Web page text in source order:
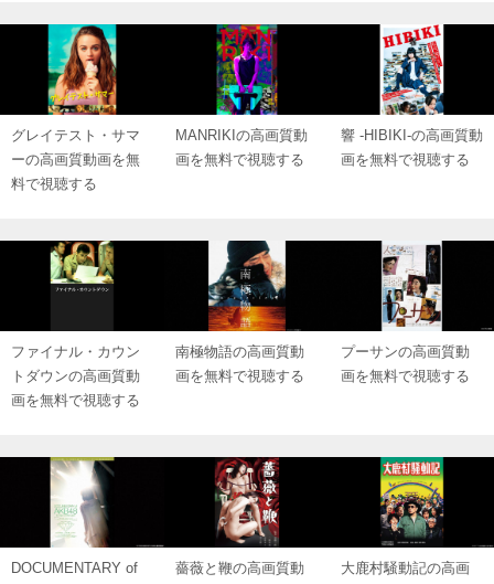
グレイテスト・サマ
ーの高画質動画を無
料で視聴する
MANRIKIの高画質動
画を無料で視聴する
響 -HIBIKI-の高画質動
画を無料で視聴する
ファイナル・カウン
トダウンの高画質動
画を無料で視聴する
南極物語の高画質動
画を無料で視聴する
プーサンの高画質動
画を無料で視聴する
DOCUMENTARY of
薔薇と鞭の高画質動
大鹿村騒動記の高画